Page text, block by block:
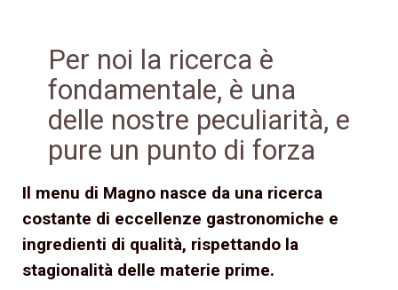
Per noi la ricerca è
fondamentale, è una
delle nostre peculiarità, e
pure un punto di forza
Il menu di Magno nasce da una ricerca
costante di eccellenze gastronomiche e
ingredienti di qualità, rispettando la
stagionalità delle materie prime.